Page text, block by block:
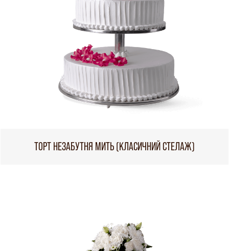
ТОРТ НЕЗАБУТНЯ МИТЬ (КЛАСИЧНИЙ СТЕЛАЖ)